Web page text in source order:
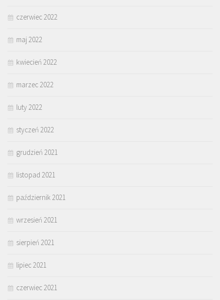
czerwiec 2022
maj 2022
kwiecień 2022
marzec 2022
luty 2022
styczeń 2022
grudzień 2021
listopad 2021
październik 2021
wrzesień 2021
sierpień 2021
lipiec 2021
czerwiec 2021